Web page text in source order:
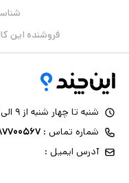
فروشنده این
شنبه تا چهار شنبه از ۹ الی ۱۷ ، پنج شنبه ۹ الی ۱۳
شماره تماس :
آدرس ایمیل :